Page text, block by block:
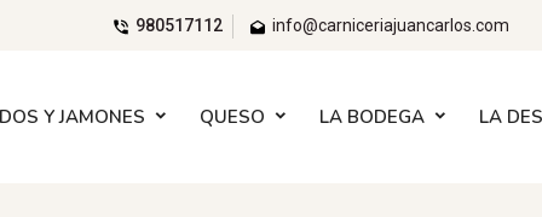
980517112 info@carniceriajuancarlos.com
Y JAMONES QUESO LA BODEGA LA